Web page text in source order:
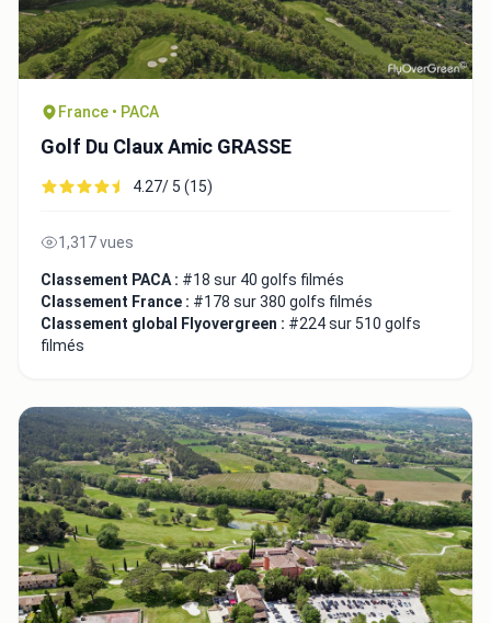
France • PACA
Golf Du Claux Amic GRASSE
4.27/ 5 (15)
1,317 vues
Classement PACA : #18 sur 40 golfs filmés
Classement France : #178 sur 380 golfs filmés
Classement global Flyovergreen : #224 sur 510 golfs
filmés